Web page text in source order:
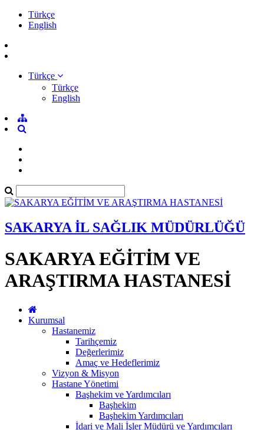
Türkçe
English
Türkçe
Türkçe
English
SAKARYA İL SAĞLIK MÜDÜRLÜĞÜ
SAKARYA EĞİTİM VE
ARAŞTIRMA HASTANESİ
Kurumsal
Hastanemiz
Tarihçemiz
Değerlerimiz
Amaç ve Hedeflerimiz
Vizyon & Misyon
Hastane Yönetimi
Başhekim ve Yardımcıları
Başhekim
Başhekim Yardımcıları
İdari ve Mali İşler Müdürü ve Yardımcıları